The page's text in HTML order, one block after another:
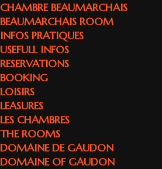
CHAMBRE BEAUMARCHAIS
BEAUMARCHAIS ROOM
INFOS PRATIQUES
USEFULL INFOS
RESERVATIONS
BOOKING
LOISIRS
LEASURES
LES CHAMBRES
THE ROOMS
DOMAINE DE GAUDON
DOMAINE OF GAUDON